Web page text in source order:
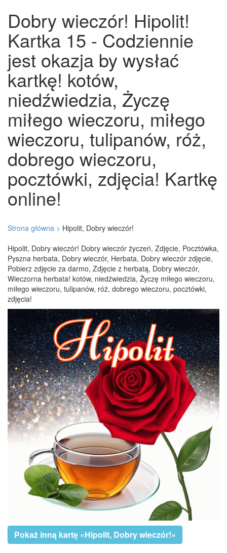
Dobry wieczór! Hipolit!
Kartka 15 - Codziennie
jest okazja by wysłać
kartkę! kotów,
niedźwiedzia, Życzę
miłego wieczoru, miłego
wieczoru, tulipanów, róż,
dobrego wieczoru,
pocztówki, zdjęcia! Kartkę
online!
Strona główna > Hipolit, Dobry wieczór!
Hipolit, Dobry wieczór! Dobry wieczór życzeń, Zdjęcie, Pocztówka,
Pyszna herbata, Dobry wieczór, Herbata, Dobry wieczór zdjęcie,
Pobierz zdjęcie za darmo, Zdjęcie z herbatą, Dobry wieczór,
Wieczorna herbata! kotów, niedźwiedzia, Życzę miłego wieczoru,
miłego wieczoru, tulipanów, róż, dobrego wieczoru, pocztówki,
zdjęcia!
Pokaż inną kartę «Hipolit, Dobry wieczór!»